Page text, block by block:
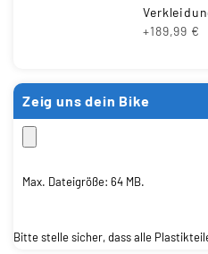
+189,99 €
Zeig uns dein Bike
Max. Dateigröße: 64 MB.
Bitte stelle sicher, dass alle